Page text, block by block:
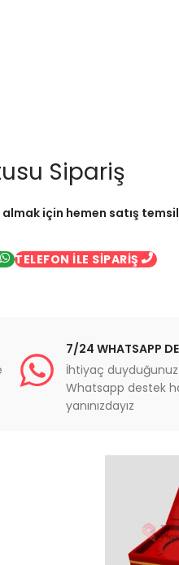
Sipariş
için hemen satış
TELEFON İLE SİPARİŞ
7/24 WHATSAPP
İhtiyaç
Whatsapp destek
yanınızdayız